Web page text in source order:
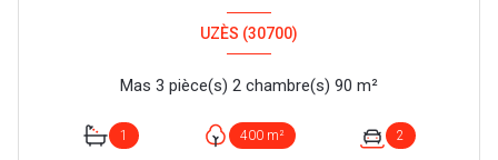
UZÈS (30700)
Mas 3 pièce(s) 2 chambre(s) 90 m²
1 400 m² 2